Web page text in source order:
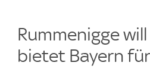
Rummenigge
bietet Bayern